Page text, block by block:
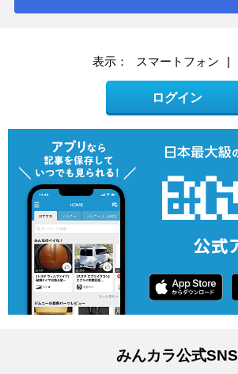
表示： スマートフォン |
ログイン
みんカラ公式SNS